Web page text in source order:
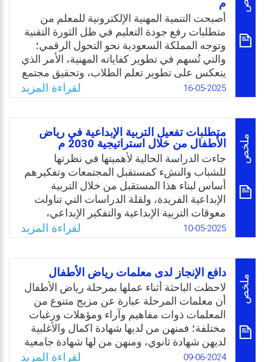
المهني للطالبة المعلمة في قسم تربية الطفل،
والتعرف إلى مدى استفادتها من هذه المنصات
في تنمية الكفايات اللازمة لممارسة مهنة التعليم
بفعالية. وتتمثل المشكلة بالسؤال: ما دور
المنصات الإلكترونية في عملية الإعداد المهني
للطالبة المعلمة في قسم تربية الطفل؟
WhatsApp
Facebook
Twitter
Email
م
أصبحت التنمية المهنية الإلكترونية للمعلم من
متطلبات رفع جودة التعليم في ظل الثورة التقنية
وتوجه المملكة السعودية نحو التحول الرقمي؛
والتي تُسهم في تطوير كفاياته المهنية، الأمر الذي
ينعكس على تطوير تعلم الطلاب، وتحقيق مجتمع
التعلم،
في حين أكدت بعض الدراسات المحلية على
ضعف استخدام المعلمين للتقنيات الحديثة في
التعليم، واحتياج المعلمين إلى التنمية المهنية على
استخدام التكنولوجيا في التدريس. وفي ظل
الخدمات التعليمية الرقمية التي انتجتها الثورة
الرقمية أصبحت عملية التنمية المهنية ضرورة
ملحة لتحسين مهارات المعلم وتوعيته
بالمستحدثات التكنولوجية وتوظيفها في التعليم.
وعليه جاءت هذه الدراسة للتعرف على
المتطلبات المهنية الإلكترونية للمعلمين في ضوء
التحول الرقمي برؤية المملكة 2030.
WhatsApp
Facebook
Twitter
Email
16-05-2025 لقراءة المزيد
ملخص
متطلبات تفعيل التربية الإبداعية في رياض
الأطفال من خلال استراتيجية 2030 م
جاءت الدراسة الحالية لأهميتها في نظرتها
للشباب والنشء كمستقبل المجتمعات وتفكيرهم
أساس لبناء هذا المستقبل من خلال التربية
الإبداعية الفريدة، ولقلة الدراسات التي تناولت
معوقات التربية الإبداعية والتفكير الإبداعي،
وللضرورة الملحة للتربية الإبداعية بعصر يتوفر
فيه تغيير المعلومات باستمرار، ووجود الكثير من
الممارسات الخطأ ومن الروضة والتي تقلل من
الإبداع ولا يعرف أحد مدى خطورتها، ولتوضيح
أهمية دور التنشئة الاجتماعية ومؤسساتها
المختلفة في دعم التربية الإبداعية أو قمعها،
ولتسليط الضوء على التربية الإبداعية في دور
رياض الأطفال نظرًا لأن السنوات الأولى من عمر
الطفل تمثل حجر الأساس لما بَعد.
10-05-2025 لقراءة المزيد
ملخص
دافع الإنجاز لدى معلمات رياض الأطفال
لاحظت الباحثة أثناء عملها بمرحلة رياض الأطفال
أن معلمات المرحلة عبارة عن مزيج متنوع من
المعلمات ذوات مفاهيم وآراء ومؤهلات ورغبات
مختلفة؛ فمنهن من لديها شهادة اكمال والأغلبية
لديهن شهادة ثانوي، ومنهن من لها شهادة جامعية
ولكن في غير تخصص التربية ورياض الأطفال،
09-06-2024 لقراءة المزيد